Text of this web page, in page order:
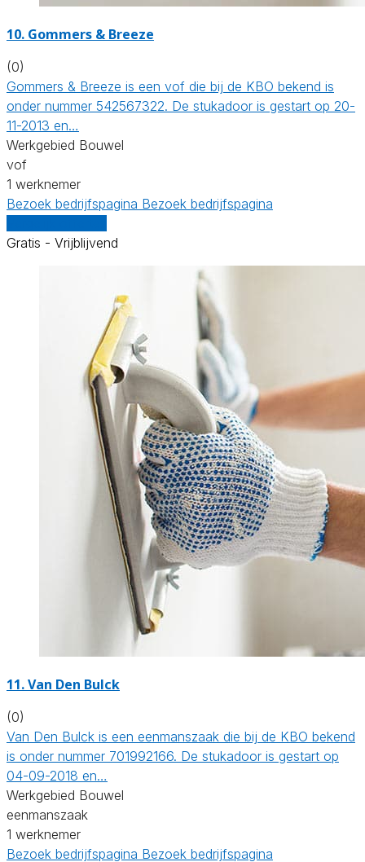
10. Gommers & Breeze
(0)
Gommers & Breeze is een vof die bij de KBO bekend is
onder nummer 542567322. De stukadoor is gestart op 20-
11-2013 en…
Werkgebied Bouwel
vof
1 werknemer
Bezoek bedrijfspagina Bezoek bedrijfspagina
Gratis - Vrijblijvend
11. Van Den Bulck
(0)
Van Den Bulck is een eenmanszaak die bij de KBO bekend
is onder nummer 701992166. De stukadoor is gestart op
04-09-2018 en…
Werkgebied Bouwel
eenmanszaak
1 werknemer
Bezoek bedrijfspagina Bezoek bedrijfspagina